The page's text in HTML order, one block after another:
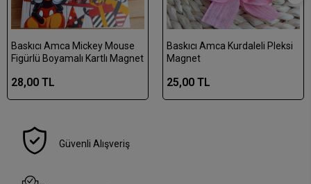
Baskıcı Amca Mickey Mouse
Figürlü Boyamalı Kartlı Magnet
28,00 TL
Baskıcı Amca Kurdaleli Pleksi
Magnet
25,00 TL
Güvenli Alışveriş